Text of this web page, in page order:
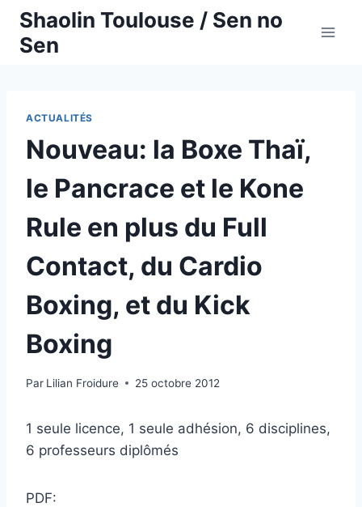
Aller
contenu
Shaolin Toulouse / Sen no
Sen
ACTUALITÉS
Nouveau: la Boxe Thaï,
le Pancrace et le Kone
Rule en plus du Full
Contact, du Cardio
Boxing, et du Kick
Boxing
Par Lilian Froidure 25 octobre 2012
1 seule licence, 1 seule adhésion, 6 disciplines,
6 professeurs diplômés
PDF: